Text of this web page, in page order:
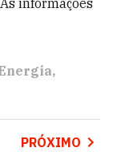
informações
PRÓXIMO